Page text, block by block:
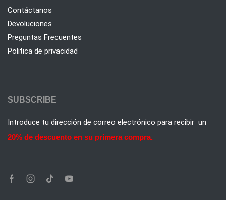
Contáctanos
Devoluciones
Preguntas Frecuentes
Politica de privacidad
SUBSCRIBE
Introduce tu dirección de correo electrónico para recibir un
20% de descuento en su primera compra.